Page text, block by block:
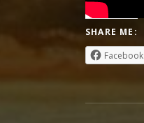
SHARE ME:
Facebook